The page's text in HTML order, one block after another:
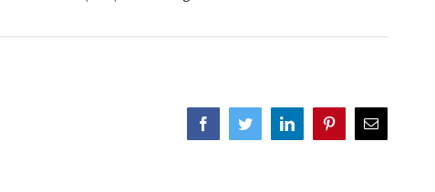
FacebookTwitterLinkedIn PinterestCorreo
electrónico